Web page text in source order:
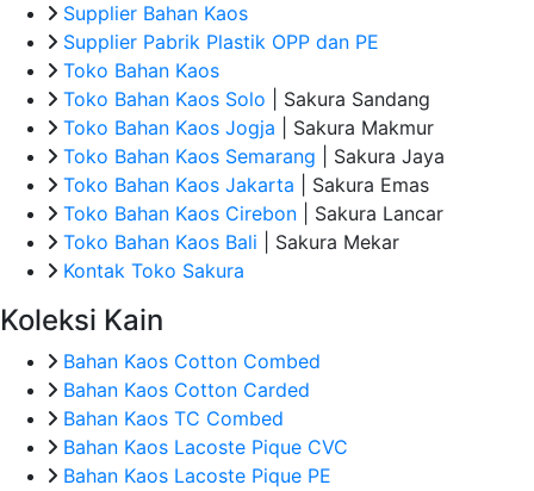
Supplier Bahan Kaos
Supplier Pabrik Plastik OPP dan PE
Toko Bahan Kaos
Toko Bahan Kaos Solo | Sakura Sandang
Toko Bahan Kaos Jogja | Sakura Makmur
Toko Bahan Kaos Semarang | Sakura Jaya
Toko Bahan Kaos Jakarta | Sakura Emas
Toko Bahan Kaos Cirebon | Sakura Lancar
Toko Bahan Kaos Bali | Sakura Mekar
Kontak Toko Sakura
Koleksi Kain
Bahan Kaos Cotton Combed
Bahan Kaos Cotton Carded
Bahan Kaos TC Combed
Bahan Kaos Lacoste Pique CVC
Bahan Kaos Lacoste Pique PE